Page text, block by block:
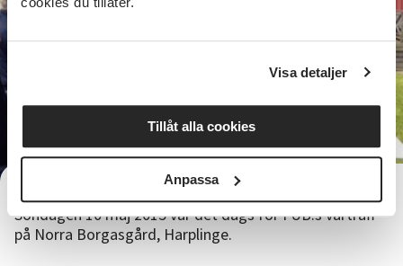
Visa detaljer
Tillåt alla cookies
Anpassa
Söndagen 10 maj 2015 var det dags för FUB:s vårträff
på Norra Borgasgård, Harplinge.